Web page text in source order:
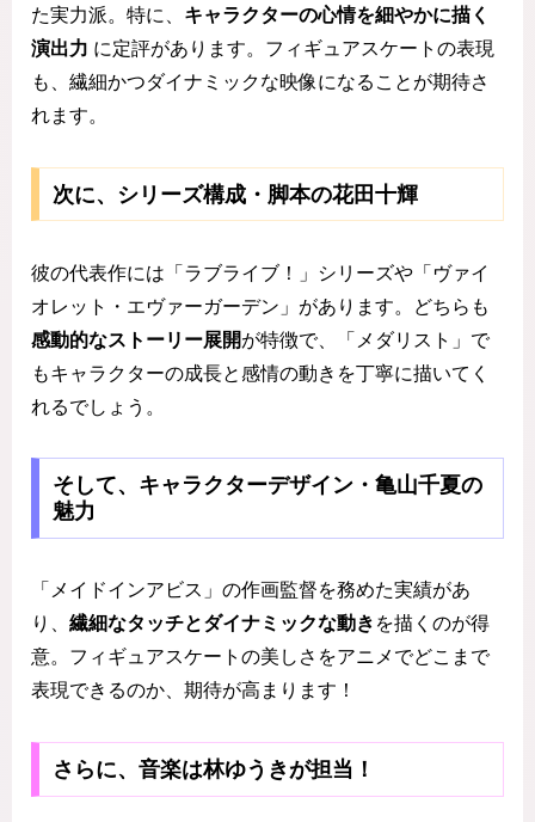
た実力派。特に、 キャラクターの心情を細やかに描く
演出力 に定評があります。フィギュアスケートの表現
も、繊細かつダイナミックな映像になることが期待さ
れます。
次に、シリーズ構成・脚本の花田十輝
彼の代表作には「ラブライブ！」シリーズや「ヴァイ
オレット・エヴァーガーデン」があります。どちらも
感動的なストーリー展開が特徴で、「メダリスト」で
もキャラクターの成長と感情の動きを丁寧に描いてく
れるでしょう。
そして、キャラクターデザイン・亀山千夏の
魅力
「メイドインアビス」の作画監督を務めた実績があ
り、 繊細なタッチとダイナミックな動き を描くのが得
意。フィギュアスケートの美しさをアニメでどこまで
表現できるのか、期待が高まります！
さらに、音楽は林ゆうきが担当！